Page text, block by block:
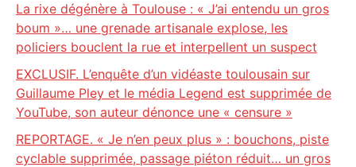
La rixe dégénère à Toulouse : « J’ai entendu un gros
boum »… une grenade artisanale explose, les
policiers bouclent la rue et interpellent un suspect
EXCLUSIF. L’enquête d’un vidéaste toulousain sur
Guillaume Pley et le média Legend est supprimée de
YouTube, son auteur dénonce une « censure »
REPORTAGE. « Je n’en peux plus » : bouchons, piste
cyclable supprimée, passage piéton réduit… un gros